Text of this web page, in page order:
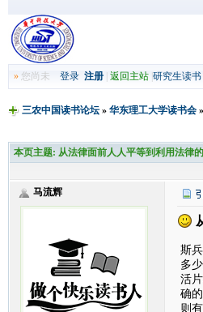
»您尚未 登录 注册| 返回主站| 研究生读书|
三农中国读书论坛» 华东理工大学读书会»
本页主题: 从法律面前人人平等到利用法律
马流辉
斯
多
活
确
则